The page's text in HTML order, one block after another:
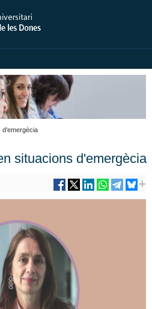
d'emergècia
situacions d'emergècia